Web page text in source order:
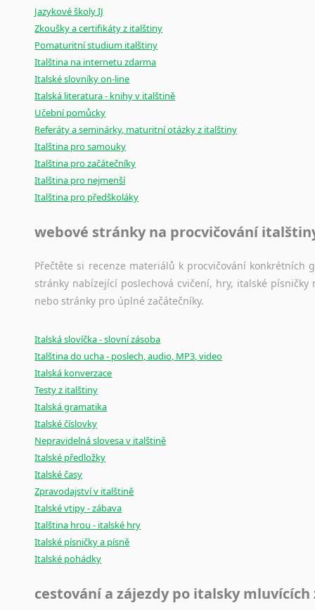
poradny a pravidla
Jazykové školy IJ
Zkoušky a certifikáty z italštiny
Pomaturitní studium italštiny
Italština na internetu zdarma
Italské slovníky on-line
Italská literatura - knihy v italštině
Učební pomůcky
Referáty a seminárky, maturitní otázky z italštiny
Italština pro samouky
Italština pro začátečníky
Italština pro nejmenší
Italština pro předškoláky
webové stránky na procvičování
Přečtěte si recenze materiálů k procvičování
stránky nabízející poslechová cvičení, hry, italské
nebo stránky pro úplné začátečníky.
Italská slovíčka - slovní zásoba
Italština do ucha - poslech, audio, MP3, video
Italská konverzace
Testy z italštiny
Italská gramatika
Italské číslovky
Nepravidelná slovesa v italštině
Italské předložky
Italské časy
Zpravodajství v italštině
Italské vtipy - zábava
Italština hrou - italské hry
Italské písničky a písně
Italské pohádky
cestování a zájezdy po italsky mluvících